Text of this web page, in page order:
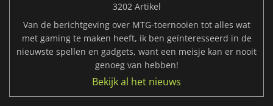
3202 Artikel
Van de berichtgeving over MTG-toernooien tot alles wat
met gaming te maken heeft, ik ben geïnteresseerd in de
nieuwste spellen en gadgets, want een meisje kan er nooit
genoeg van hebben!
Bekijk al het nieuws